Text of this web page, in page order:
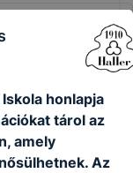
Iskola
idén másodszor
Legaktívabb
honlapja
tárol az
amely
Az